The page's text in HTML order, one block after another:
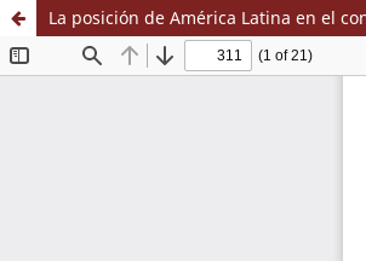
La posición de América Latina en el